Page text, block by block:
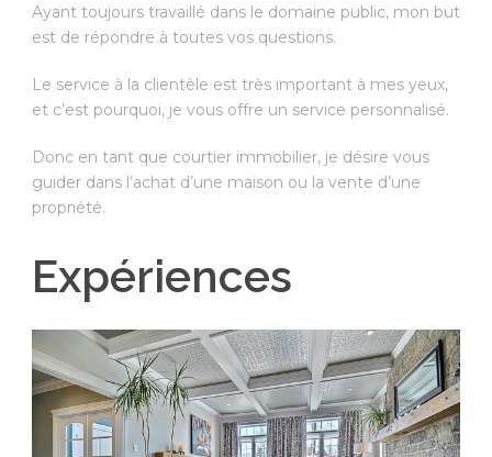
Ayant toujours travaillé dans le domaine public, mon but
est de répondre à toutes vos questions.
Le service à la clientèle est très important à mes yeux,
et c’est pourquoi, je vous offre un service personnalisé.
Donc en tant que courtier immobilier, je désire vous
guider dans l’achat d’une maison ou la vente d’une
propriété.
Expériences